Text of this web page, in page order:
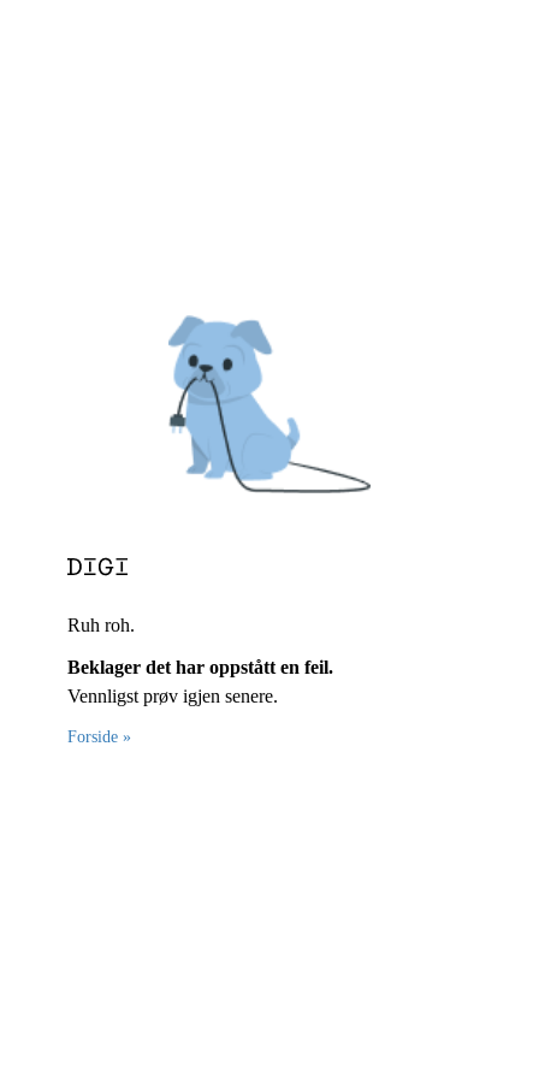
Ruh roh.
Beklager det har oppstått en feil.
Vennligst prøv igjen senere.
Forside »